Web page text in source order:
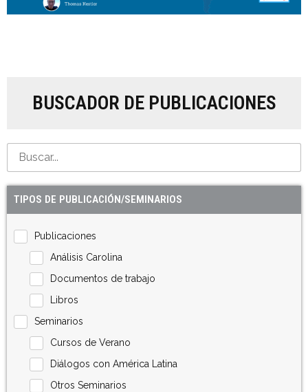
BUSCADOR DE PUBLICACIONES
TIPOS DE PUBLICACIÓN/SEMINARIOS
Publicaciones
Análisis Carolina
Documentos de trabajo
Libros
Seminarios
Cursos de Verano
Diálogos con América Latina
Otros Seminarios